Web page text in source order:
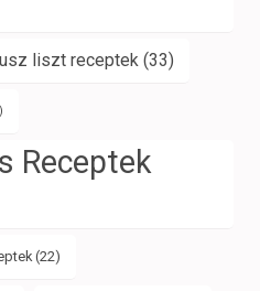
liszt receptek (33)
Receptek
(22)